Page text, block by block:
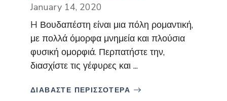
January 14, 2020
H Βουδαπέστη είναι μια πόλη ρομαντική,
με πολλά όμορφα μνημεία και πλούσια
φυσική ομορφιά. Περπατήστε την,
διασχίστε τις γέφυρες και ...
ΔΙΑΒΑΣΤΕ ΠΕΡΙΣΣΟΤΕΡΑ